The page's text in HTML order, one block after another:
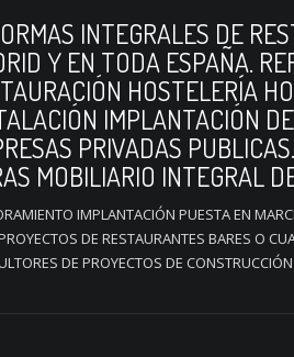
INTEGRALES DE
Y EN TODA ESPAÑA.
HOSTELERÍA
IMPLANTACIÓN
PRIVADAS
MOBILIARIO INTEGRAL
IMPLANTACIÓN PUESTA EN
DE RESTAURANTES BARES O
DE PROYECTOS DE